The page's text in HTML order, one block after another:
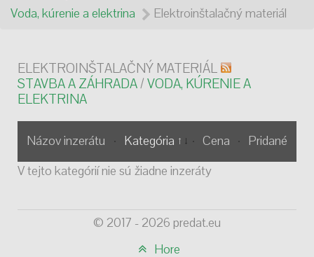
Voda, kúrenie a elektrina
Elektroinštalačný materiál
ELEKTROINŠTALAČNÝ MATERIÁL
STAVBA A ZÁHRADA/VODA, KÚRENIE A
ELEKTRINA
Názov inzerátu Kategória Cena
Pridané
V tejto kategórií nie sú žiadne inzeráty
© 2017 - 2026 predat.eu
Hore